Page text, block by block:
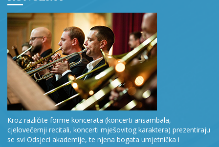
Kroz različite forme koncerata (koncerti ansambala,
cjelovečernji recitali, koncerti mješovitog karaktera) prezentiraju
se svi Odsjeci akademije, te njena bogata umjetnička i